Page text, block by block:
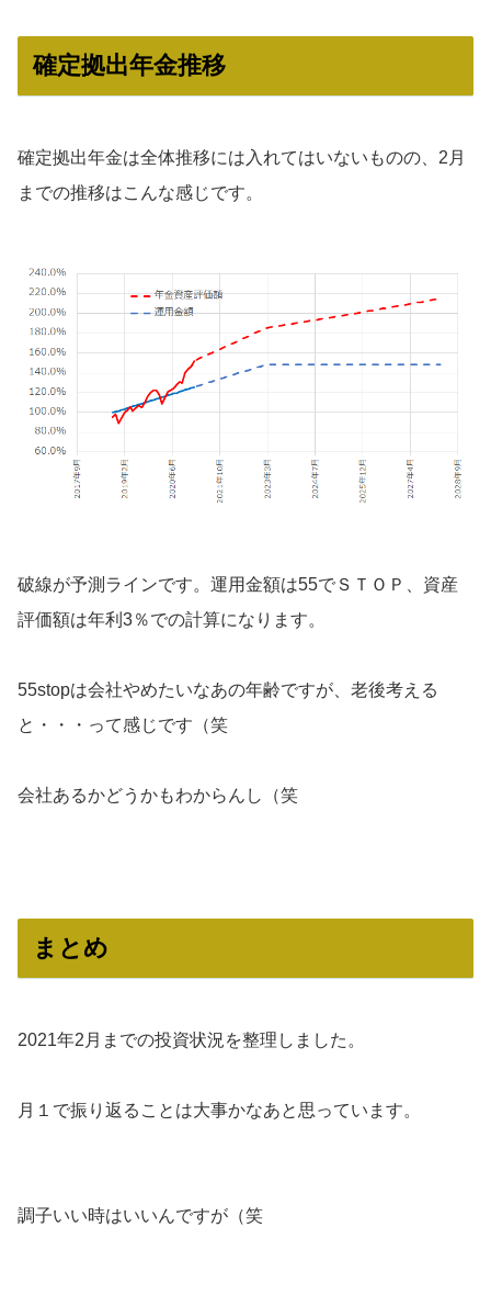
確定拠出年金推移
確定拠出年金は全体推移には入れてはいないものの、2月
までの推移はこんな感じです。
破線が予測ラインです。運用金額は55でＳＴＯＰ、資産
評価額は年利3％での計算になります。
55stopは会社やめたいなあの年齢ですが、老後考える
と・・・って感じです（笑
会社あるかどうかもわからんし（笑
まとめ
2021年2月までの投資状況を整理しました。
月１で振り返ることは大事かなあと思っています。
調子いい時はいいんですが（笑